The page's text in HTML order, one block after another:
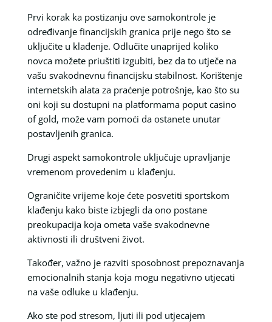
Prvi korak ka postizanju ove samokontrole je
određivanje financijskih granica prije nego što se
uključite u klađenje. Odlučite unaprijed koliko
novca možete priuštiti izgubiti, bez da to utječe na
vašu svakodnevnu financijsku stabilnost. Korištenje
internetskih alata za praćenje potrošnje, kao što su
oni koji su dostupni na platformama poput casino
of gold, može vam pomoći da ostanete unutar
postavljenih granica.
Drugi aspekt samokontrole uključuje upravljanje
vremenom provedenim u klađenju.
Ograničite vrijeme koje ćete posvetiti sportskom
klađenju kako biste izbjegli da ono postane
preokupacija koja ometa vaše svakodnevne
aktivnosti ili društveni život.
Također, važno je razviti sposobnost prepoznavanja
emocionalnih stanja koja mogu negativno utjecati
na vaše odluke u klađenju.
Ako ste pod stresom, ljuti ili pod utjecajem